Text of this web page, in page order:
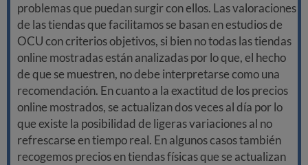
problemas que puedan surgir con ellos. Las valoraciones
de las tiendas que facilitamos se basan en estudios de
OCU con criterios objetivos, si bien no todas las tiendas
online mostradas están analizadas por lo que, el hecho
de que se muestren, no debe interpretarse como una
recomendación. En cuanto a la exactitud de los precios
online mostrados, se actualizan dos veces al día por lo
que existe la posibilidad de ligeras variaciones al no
refrescarse en tiempo real. En algunos casos también
recogemos precios en tiendas físicas que se actualizan